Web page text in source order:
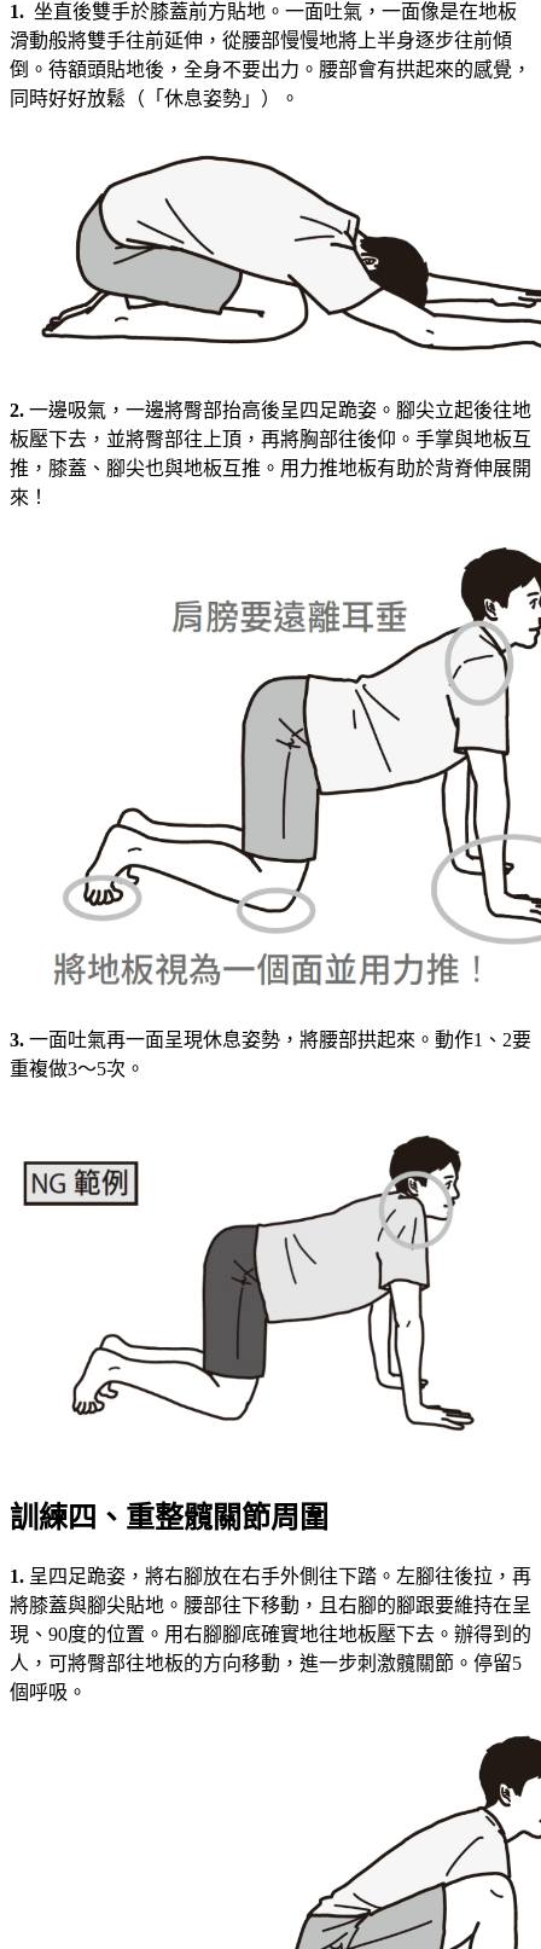
1. 坐直後雙手於膝蓋前方貼地。一面吐氣，一面像是在地板
滑動般將雙手往前延伸，從腰部慢慢地將上半身逐步往前傾
倒。待額頭貼地後，全身不要出力。腰部會有拱起來的感覺，
同時好好放鬆（「休息姿勢」）。
2. 一邊吸氣，一邊將臀部抬高後呈四足跪姿。腳尖立起後往地
板壓下去，並將臀部往上頂，再將胸部往後仰。手掌與地板互
推，膝蓋、腳尖也與地板互推。用力推地板有助於背脊伸展開
來！
3. 一面吐氣再一面呈現休息姿勢，將腰部拱起來。動作1、2要
重複做3～5次。
訓練四、重整髖關節周圍
1. 呈四足跪姿，將右腳放在右手外側往下踏。左腳往後拉，再
將膝蓋與腳尖貼地。腰部往下移動，且右腳的腳跟要維持在呈
現、90度的位置。用右腳腳底確實地往地板壓下去。辦得到的
人，可將臀部往地板的方向移動，進一步刺激髖關節。停留5
個呼吸。